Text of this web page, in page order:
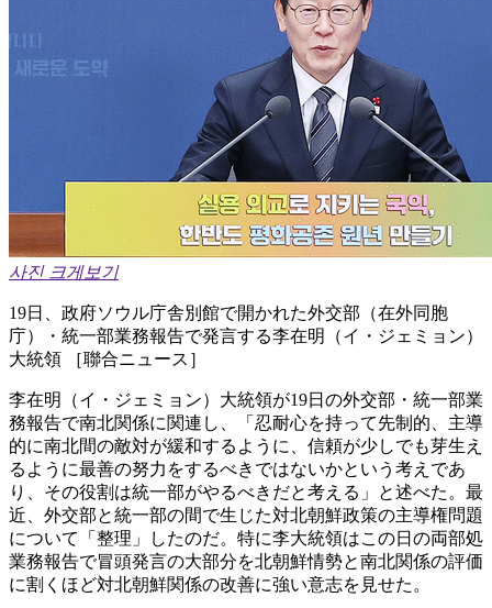
사진 크게보기
19日、政府ソウル庁舎別館で開かれた外交部（在外同胞
庁）・統一部業務報告で発言する李在明（イ・ジェミョン）
大統領 ［聯合ニュース］
李在明（イ・ジェミョン）大統領が19日の外交部・統一部業
務報告で南北関係に関連し、「忍耐心を持って先制的、主導
的に南北間の敵対が緩和するように、信頼が少しでも芽生え
るように最善の努力をするべきではないかという考えであ
り、その役割は統一部がやるべきだと考える」と述べた。最
近、外交部と統一部の間で生じた対北朝鮮政策の主導権問題
について「整理」したのだ。特に李大統領はこの日の両部処
業務報告で冒頭発言の大部分を北朝鮮情勢と南北関係の評価
に割くほど対北朝鮮関係の改善に強い意志を見せた。